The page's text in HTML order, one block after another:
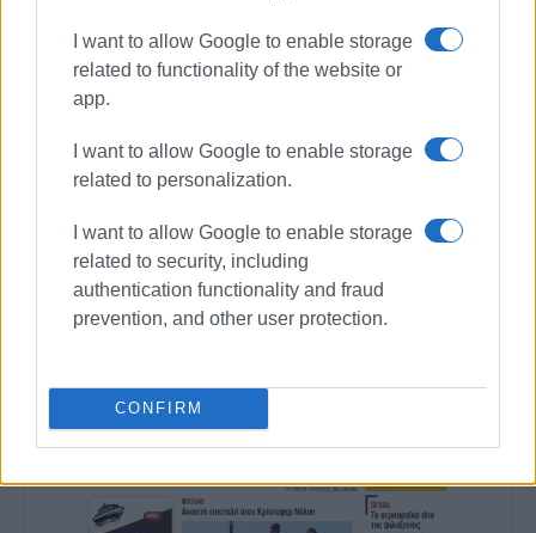
I want to allow Google to enable storage
related to functionality of the website or
app.
I want to allow Google to enable storage
related to personalization.
I want to allow Google to enable storage
related to security, including
authentication functionality and fraud
prevention, and other user protection.
CONFIRM
Συνδρομητές στο e-paper